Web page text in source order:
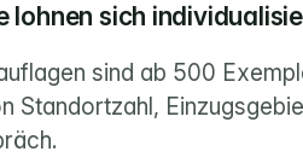
lohnen sich
sind ab 500
Standortzahl,